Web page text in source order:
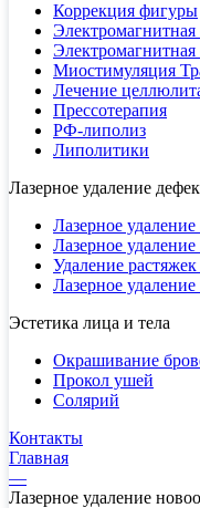
Коррекция фигуры
Миостимуляция
Лечение
Прессотерапия
РФ-липолиз
Липолитики
Лазерное удаление
Лазерное удаление
Лазерное
Удаление
Лазерное
Эстетика лица и тела
Окрашивание
Прокол ушей
Солярий
Контакты
Главная
—
Лазерное удаление